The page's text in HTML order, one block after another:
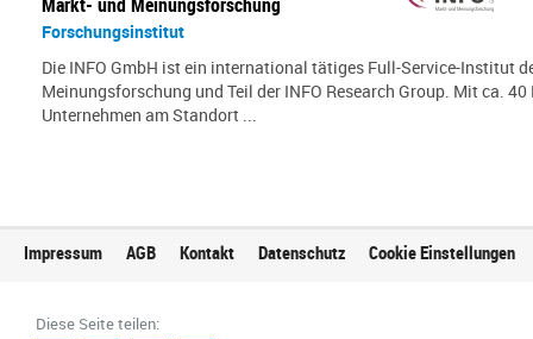
Forschungsinstitut
Die INFO GmbH ist ein international tätiges Full-Service-Institut
Meinungsforschung und Teil der INFO Research Group. Mit ca.
Unternehmen am Standort ...
Impressum AGB Kontakt Datenschutz Cookie Einstellungen
Diese Seite teilen: